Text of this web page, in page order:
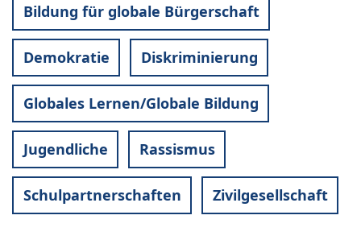
Bildung für globale Bürgerschaft
Demokratie Diskriminierung
Globales Lernen/Globale Bildung
Jugendliche Rassismus
Schulpartnerschaften Zivilgesellschaft